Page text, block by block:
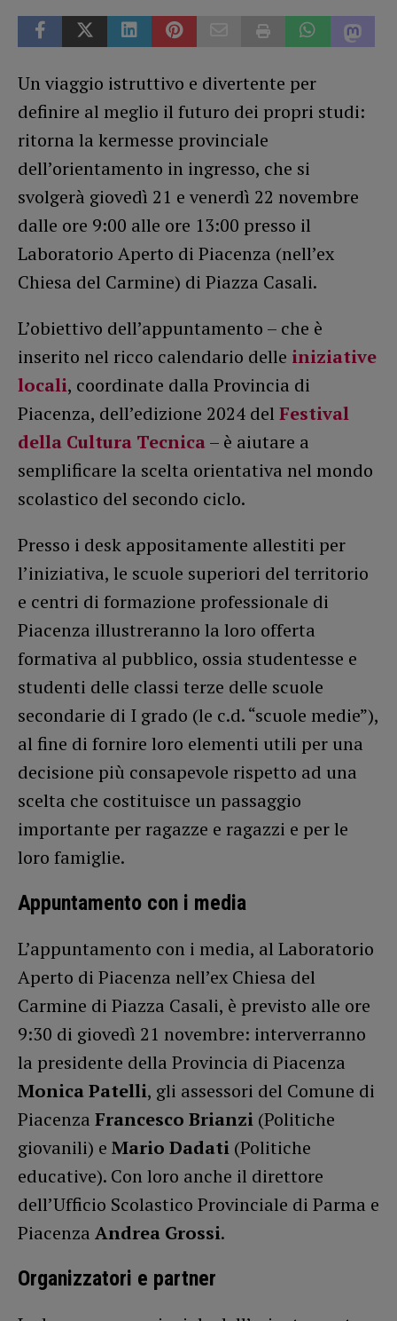
Un viaggio istruttivo e divertente per
definire al meglio il futuro dei propri studi:
ritorna la kermesse provinciale
dell’orientamento in ingresso, che si
svolgerà giovedì 21 e venerdì 22 novembre
dalle ore 9:00 alle ore 13:00 presso il
Laboratorio Aperto di Piacenza (nell’ex
Chiesa del Carmine) di Piazza Casali.
L’obiettivo dell’appuntamento – che è
inserito nel ricco calendario delle iniziative
locali, coordinate dalla Provincia di
Piacenza, dell’edizione 2024 del Festival
della Cultura Tecnica– è aiutare a
semplificare la scelta orientativa nel mondo
scolastico del secondo ciclo.
Presso i desk appositamente allestiti per
l’iniziativa, le scuole superiori del territorio
e centri di formazione professionale di
Piacenza illustreranno la loro offerta
formativa al pubblico, ossia studentesse e
studenti delle classi terze delle scuole
secondarie di I grado (le c.d. “scuole medie”),
al fine di fornire loro elementi utili per una
decisione più consapevole rispetto ad una
scelta che costituisce un passaggio
importante per ragazze e ragazzi e per le
loro famiglie.
Appuntamento con i media
L’appuntamento con i media, al Laboratorio
Aperto di Piacenza nell’ex Chiesa del
Carmine di Piazza Casali, è previsto alle ore
9:30 di giovedì 21 novembre: interverranno
la presidente della Provincia di Piacenza
Monica Patelli, gli assessori del Comune di
Piacenza Francesco Brianzi (Politiche
giovanili) e Mario Dadati (Politiche
educative). Con loro anche il direttore
dell’Ufficio Scolastico Provinciale di Parma e
Piacenza Andrea Grossi.
Organizzatori e partner